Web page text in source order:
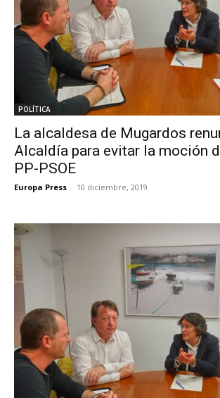
POLÍTICA
La alcaldesa de Mugardos
Alcaldía para evitar la moción
PP-PSOE
Europa Press - 10 diciembre, 2019